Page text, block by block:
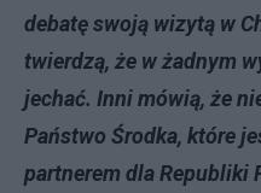
debatę swoją wizytą w
twierdzą, że w żadnym
jechać. Inni mówią, że
Państwo Środka, które
partnerem dla Republiki